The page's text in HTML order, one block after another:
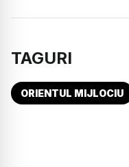
TAGURI
ORIENTUL MIJLOCIU